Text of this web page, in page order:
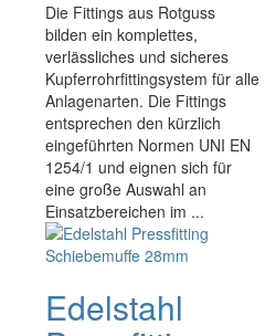
Die Fittings aus Rotguss
bilden ein komplettes,
verlässliches und sicheres
Kupferrohrfittingsystem für alle
Anlagenarten. Die Fittings
entsprechen den kürzlich
eingeführten Normen UNI EN
1254/1 und eignen sich für
eine große Auswahl an
Einsatzbereichen im ...
Edelstahl